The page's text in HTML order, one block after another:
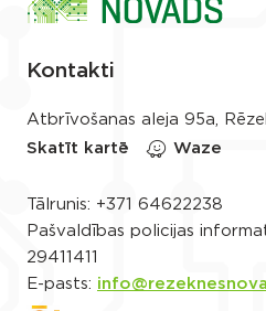
Kontakti
Atbrīvošanas aleja 95a,
Skatīt kartē
Waze
Tālrunis: +371 64622238
Pašvaldības policijas
29411411
E-pasts: